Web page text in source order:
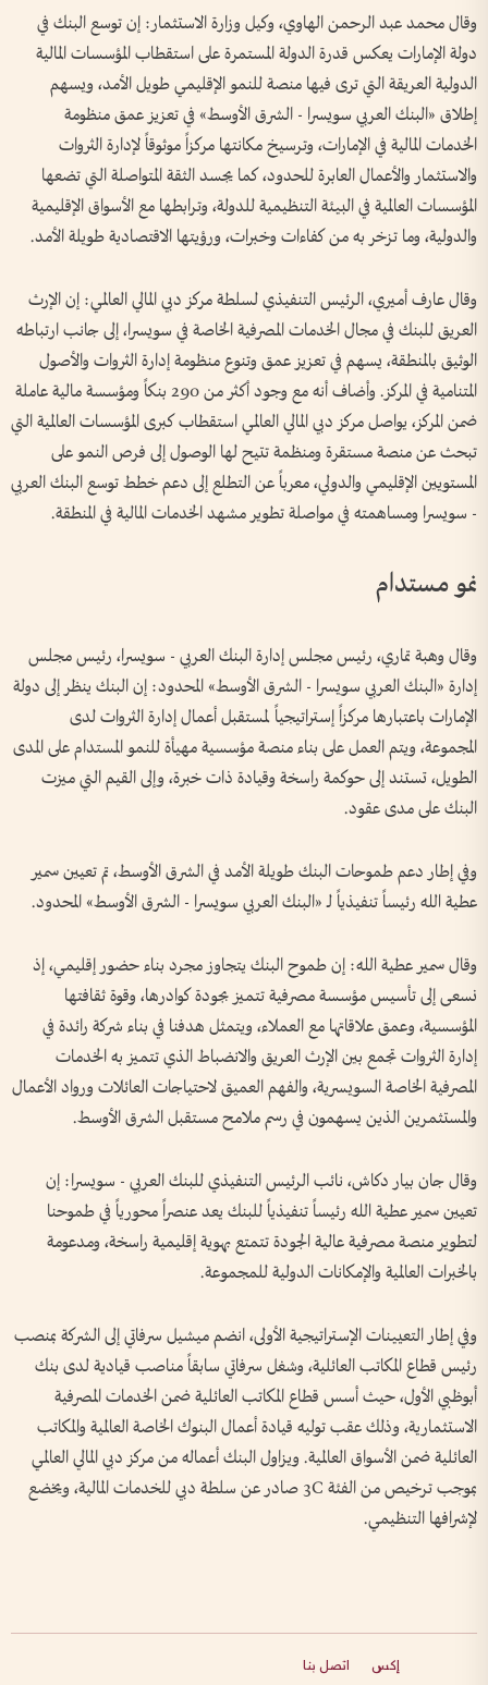
وقال محمد عبد الرحمن الهاوي، وكيل وزارة الاستثمار: إن توسع البنك في
دولة الإمارات يعكس قدرة الدولة المستمرة على استقطاب المؤسسات المالية
الدولية العريقة التي ترى فيها منصة للنمو الإقليمي طويل الأمد، ويسهم
إطلاق «البنك العربي سويسرا - الشرق الأوسط» في تعزيز عمق منظومة
الخدمات المالية في الإمارات، وترسيخ مكانتها مركزاً موثوقاً لإدارة الثروات
والاستثمار والأعمال العابرة للحدود، كما يجسد الثقة المتواصلة التي تضعها
المؤسسات العالمية في البيئة التنظيمية للدولة، وترابطها مع الأسواق الإقليمية
والدولية، وما تزخر به من كفاءات وخبرات، ورؤيتها الاقتصادية طويلة الأمد.
وقال عارف أميري، الرئيس التنفيذي لسلطة مركز دبي المالي العالمي: إن الإرث
العريق للبنك في مجال الخدمات المصرفية الخاصة في سويسرا، إلى جانب ارتباطه
الوثيق بالمنطقة، يسهم في تعزيز عمق وتنوع منظومة إدارة الثروات والأصول
المتنامية في المركز. وأضاف أنه مع وجود أكثر من 290 بنكاً ومؤسسة مالية عاملة
ضمن المركز، يواصل مركز دبي المالي العالمي استقطاب كبرى المؤسسات العالمية التي
تبحث عن منصة مستقرة ومنظمة تتيح لها الوصول إلى فرص النمو على
المستويين الإقليمي والدولي، معرباً عن التطلع إلى دعم خطط توسع البنك العربي
- سويسرا ومساهمته في مواصلة تطوير مشهد الخدمات المالية في المنطقة.
نمو مستدام
وقال وهبة تماري، رئيس مجلس إدارة البنك العربي - سويسرا، رئيس مجلس
إدارة «البنك العربي سويسرا - الشرق الأوسط» المحدود: إن البنك ينظر إلى دولة
الإمارات باعتبارها مركزاً إستراتيجياً لمستقبل أعمال إدارة الثروات لدى
المجموعة، ويتم العمل على بناء منصة مؤسسية مهيأة للنمو المستدام على المدى
الطويل، تستند إلى حوكمة راسخة وقيادة ذات خبرة، وإلى القيم التي ميزت
البنك على مدى عقود.
وفي إطار دعم طموحات البنك طويلة الأمد في الشرق الأوسط، تم تعيين سمير
عطية الله رئيساً تنفيذياً لـ «البنك العربي سويسرا - الشرق الأوسط» المحدود.
وقال سمير عطية الله: إن طموح البنك يتجاوز مجرد بناء حضور إقليمي، إذ
نسعى إلى تأسيس مؤسسة مصرفية تتميز بجودة كوادرها، وقوة ثقافتها
المؤسسية، وعمق علاقاتها مع العملاء، ويتمثل هدفنا في بناء شركة رائدة في
إدارة الثروات تجمع بين الإرث العريق والانضباط الذي تتميز به الخدمات
المصرفية الخاصة السويسرية، والفهم العميق لاحتياجات العائلات ورواد الأعمال
والمستثمرين الذين يسهمون في رسم ملامح مستقبل الشرق الأوسط.
وقال جان بيار دكاش، نائب الرئيس التنفيذي للبنك العربي - سويسرا: إن
تعيين سمير عطية الله رئيساً تنفيذياً للبنك يعد عنصراً محورياً في طموحنا
لتطوير منصة مصرفية عالية الجودة تتمتع بهوية إقليمية راسخة، ومدعومة
بالخبرات العالمية والإمكانات الدولية للمجموعة.
وفي إطار التعيينات الإستراتيجية الأولى، انضم ميشيل سرفاتي إلى الشركة بمنصب
رئيس قطاع المكاتب العائلية، وشغل سرفاتي سابقاً مناصب قيادية لدى بنك
أبوظبي الأول، حيث أسس قطاع المكاتب العائلية ضمن الخدمات المصرفية
الاستثمارية، وذلك عقب توليه قيادة أعمال البنوك الخاصة العالمية والمكاتب
العائلية ضمن الأسواق العالمية. ويزاول البنك أعماله من مركز دبي المالي العالمي
بموجب ترخيص من الفئة 3C صادر عن سلطة دبي للخدمات المالية، ويخضع
لإشرافها التنظيمي.
إكس اتصل بنا